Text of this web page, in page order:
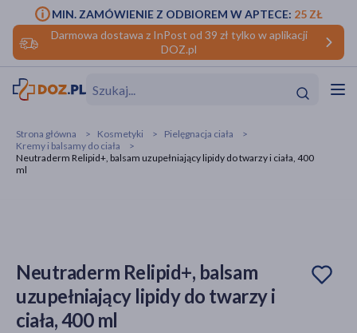
Darmowa dostawa z InPost od 39 zł tylko w aplikacji
DOZ.pl
MIN. ZAMÓWIENIE Z ODBIOREM W APTECE: 25 ZŁ
Strona główna Kosmetyki
Pielęgnacja ciała
Kremy i balsamy do ciała
Neutraderm Relipid+, balsam uzupełniający lipidy do twarzy i ciała, 400
ml
Neutraderm Relipid+, balsam
uzupełniający lipidy do twarzy i
ciała, 400 ml